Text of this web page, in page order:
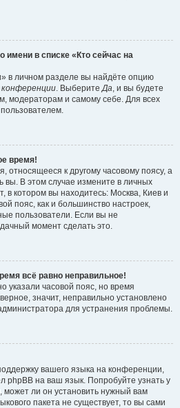
имени в списке «Кто сейчас на
в личном разделе вы найдёте опцию
. ВыберитеДа, и вы будете
модераторам и самому себе. Для всех
время!
относящееся к другому часовому поясу, а
вы. В этом случае измените в личных
в котором вы находитесь: Москва, Киев и
пояс, как и большинство настроек,
пользователи. Если вы не
момент сделать это.
всё равно неправильное!
указали часовой пояс, но время
значит, неправильно установлено
для устранения проблемы.
вашего языка на конференции,
phpBB на ваш язык. Попробуйте узнать у
ли он установить нужный вам
пакета не существует, то вы сами